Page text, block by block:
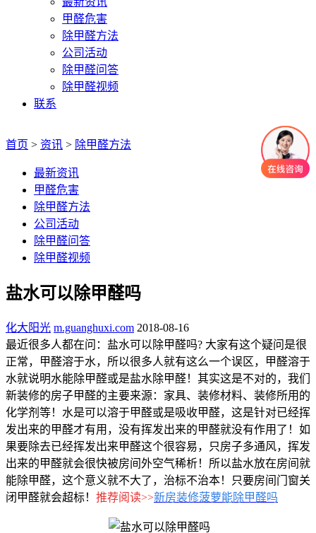
甲醛危害
除甲醛方法
公司活动
除甲醛问答
除甲醛视频
联系
首页 > 资讯 > 除甲醛方法
最新资讯
甲醛危害
除甲醛方法
公司活动
除甲醛问答
除甲醛视频
盐水可以除甲醛吗
化大阳光 m.guanghuxi.com 2018-08-16
最近很多人都在问：盐水可以除甲醛吗? 大家有这个疑问是很
正常，甲醛溶于水，所以很多人就有这么一个误区，甲醛溶于
水就说明水能除甲醛或是盐水除甲醛！其实这是不对的，我们
新装修的房子甲醛的主要来源：家具、装修材料、装修所用的
化学剂等！水是可以溶于甲醛或是吸收甲醛，这是针对已经挥
发出来的甲醛才有用，没有挥发出来的甲醛就没有作用了！如
果要除去已经挥发出来甲醛这个很容易，只房子多通风，挥发
出来的甲醛就会很快被房间外空气稀析！所以盐水放在房间就
能除甲醛，这个意义就不大了，治标不治本！只要房间门窗关
闭甲醛就会超标！ 推荐阅读>>新房装修菠萝能除甲醛吗